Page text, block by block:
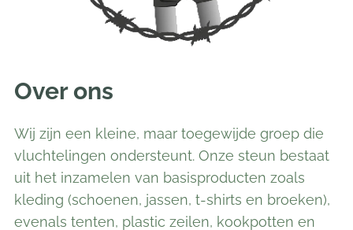
Over ons
Wij zijn een kleine, maar toegewijde groep die
vluchtelingen ondersteunt. Onze steun bestaat
uit het inzamelen van basisproducten zoals
kleding (schoenen, jassen, t-shirts en broeken),
evenals tenten, plastic zeilen, kookpotten en